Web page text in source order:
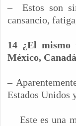
–
Estos son
cansancio,
14 ¿El mismo
México,
–
Estados Unidos
Este es una